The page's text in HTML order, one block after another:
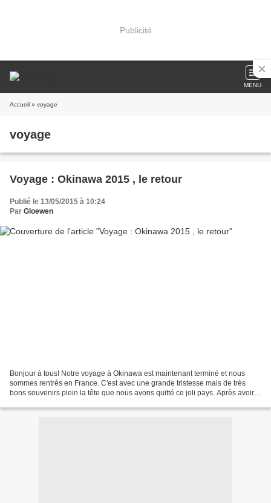
Publicité
MENU
Accueil » voyage
voyage
Voyage : Okinawa 2015 , le retour
Publié le 13/05/2015 à 10:24
Par Gloewen
Bonjour à tous! Notre voyage à Okinawa est maintenant terminé et nous
sommes rentrés en France. C'est avec une grande tristesse mais de très
bons souvenirs plein la tête que nous avons quitté ce joli pays. Après avoir